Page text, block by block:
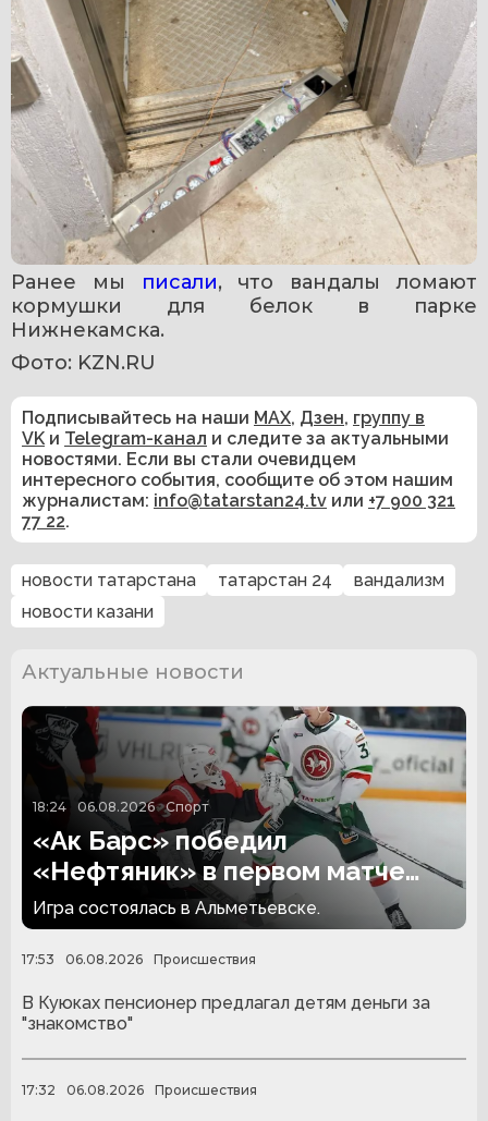
Ранее мы писали, что вандалы ломают
кормушки для белок в парке
Нижнекамска.
Фото: KZN.RU
Подписывайтесь на наши MAX, Дзен, группу в
VK и Telegram-канал и следите за актуальными
новостями. Если вы стали очевидцем
интересного события, сообщите об этом нашим
журналистам: info@tatarstan24.tv или +7 900 321
77 22.
новости татарстана татарстан 24
вандализм
новости казани
Актуальные новости
18:24 06.08.2026 Спорт
«Ак Барс» победил
«Нефтяник» в первом матче
сезона
Игра состоялась в Альметьевске.
17:53 06.08.2026 Происшествия
В Куюках пенсионер предлагал детям деньги за
"знакомство"
17:32 06.08.2026 Происшествия